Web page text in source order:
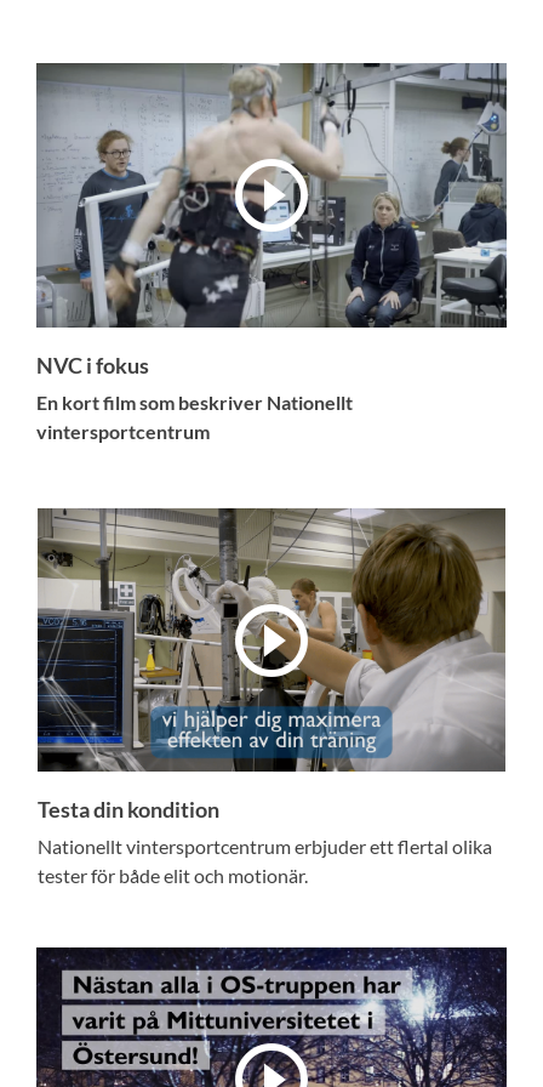
NVC i fokus
En kort film som beskriver Nationellt
vintersportcentrum
Testa din kondition
Nationellt vintersportcentrum erbjuder ett flertal olika
tester för både elit och motionär.